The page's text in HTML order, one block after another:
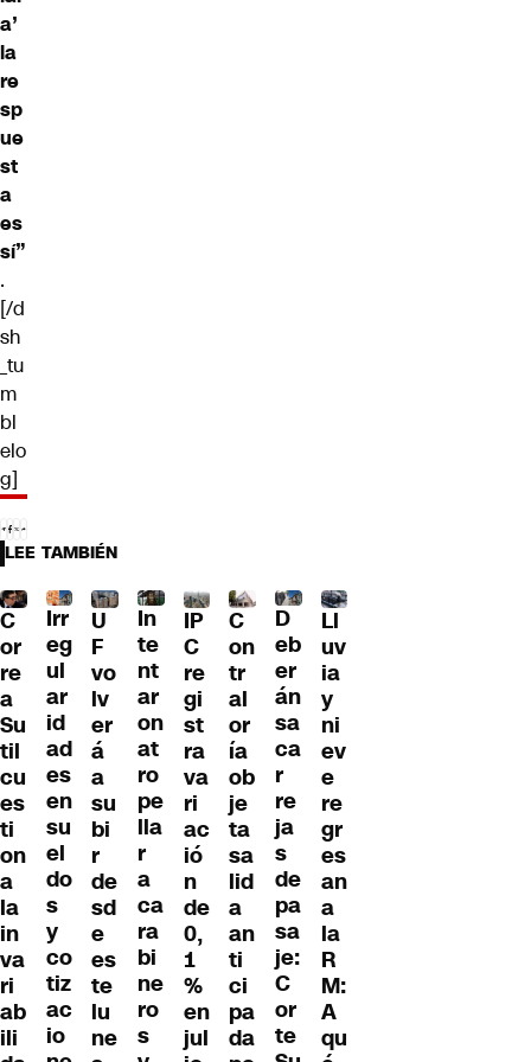
a’
la
re
sp
ue
st
a
es
sí”
.
[/d
sh
_tu
m
bl
elo
g]
LEE TAMBIÉN
C
or
re
a
Su
til
cu
es
ti
on
a
la
in
va
ri
ab
ili
Irr
eg
ul
ar
id
ad
es
en
su
el
do
s
y
co
tiz
ac
io
U
F
vo
lv
er
á
a
su
bi
r
de
sd
e
es
te
lu
ne
In
te
nt
ar
on
at
ro
pe
lla
r
a
ca
ra
bi
ne
ro
s
IP
C
re
gi
st
ra
va
ri
ac
ió
n
de
0,
1
%
en
jul
C
on
tr
al
or
ía
ob
je
ta
sa
lid
a
an
ti
ci
pa
da
D
eb
er
án
sa
ca
r
re
ja
s
de
pa
sa
je:
C
or
te
Ll
uv
ia
y
ni
ev
e
re
gr
es
an
a
la
R
M:
A
qu